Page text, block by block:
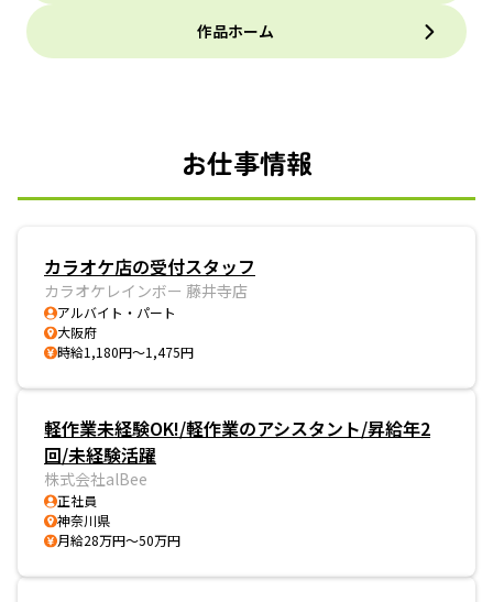
作品ホーム
お仕事情報
カラオケ店の受付スタッフ
カラオケレインボー 藤井寺店
アルバイト・パート
大阪府
時給1,180円～1,475円
軽作業未経験OK!/軽作業のアシスタント/昇給年2
回/未経験活躍
株式会社alBee
正社員
神奈川県
月給28万円～50万円